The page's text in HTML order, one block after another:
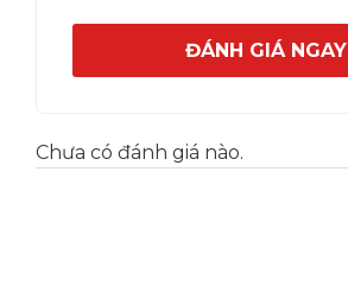
ĐÁNH GIÁ NGAY
Chưa có đánh giá nào.